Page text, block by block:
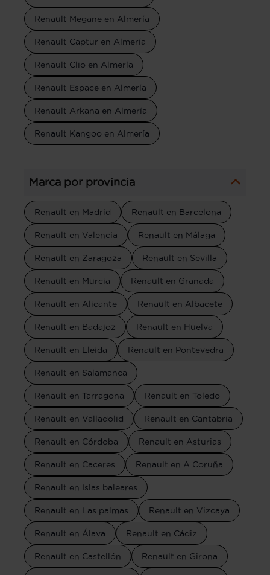
Renault Megane en Almería
Renault Captur en Almería
Renault Clio en Almería
Renault Espace en Almería
Renault Arkana en Almería
Renault Kangoo en Almería
Marca por provincia
Renault en Madrid Renault en Barcelona
Renault en Valencia Renault en Málaga
Renault en Zaragoza Renault en Sevilla
Renault en Murcia Renault en Granada
Renault en Alicante Renault en Albacete
Renault en Badajoz Renault en Huelva
Renault en Lleida Renault en Pontevedra
Renault en Salamanca
Renault en Tarragona Renault en Toledo
Renault en Valladolid Renault en Cantabria
Renault en Córdoba Renault en Asturias
Renault en Caceres Renault en A Coruña
Renault en Islas baleares
Renault en Las palmas Renault en Vizcaya
Renault en Álava Renault en Cádiz
Renault en Castellón Renault en Girona